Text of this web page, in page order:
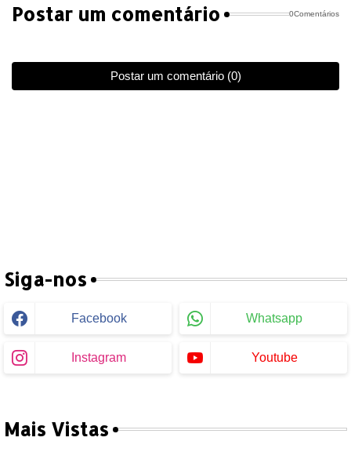
Postar um comentário 0Comentários
Postar um comentário (0)
Siga-nos
Facebook Whatsapp
Instagram Youtube
Mais Vistas